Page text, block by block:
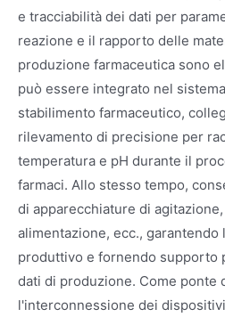
e tracciabilità dei dati per
reazione e il rapporto delle
produzione farmaceutica sono
può essere integrato nel
stabilimento farmaceutico,
rilevamento di precisione per
temperatura e pH durante il
farmaci. Allo stesso tempo,
di apparecchiature di
alimentazione, ecc.,
produttivo e fornendo supporto
dati di produzione. Come ponte
l'interconnessione dei